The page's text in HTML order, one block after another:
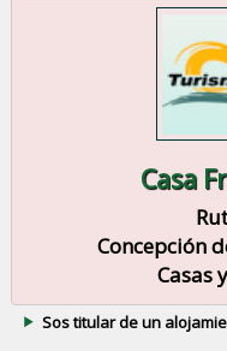
Casa
Concepción
Casas
Sos titular de un